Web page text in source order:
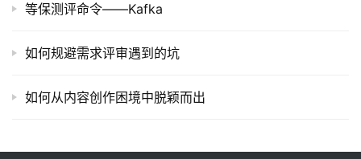
等保测评命令——Kafka
如何规避需求评审遇到的坑
如何从内容创作困境中脱颖而出